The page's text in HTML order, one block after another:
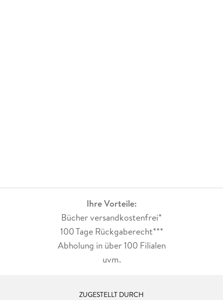
Ihre Vorteile:
Bücher versandkostenfrei*
100 Tage Rückgaberecht***
Abholung in über 100 Filialen
uvm.
ZUGESTELLT DURCH